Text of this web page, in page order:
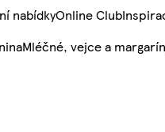
nabídkyOnline Club
Mléčné, vejce a